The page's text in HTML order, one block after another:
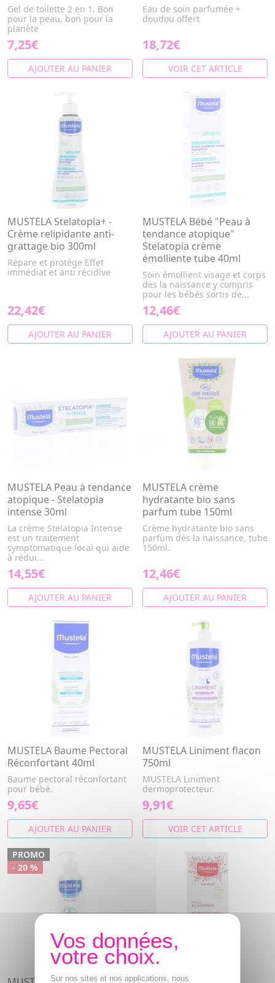
Gel de toilette 2 en 1. Bon
pour la peau, bon pour la
planète
7,25€
AJOUTER AU PANIER
Eau de soin parfumée +
doudou offert
18,72€
VOIR CET ARTICLE
MUSTELA Stelatopia+ -
Crème relipidante anti-
grattage bio 300ml
Répare et protège Effet
immédiat et anti récidive
22,42€
AJOUTER AU PANIER
MUSTELA Bébé "Peau à
tendance atopique"
Stelatopia crème
émolliente tube 40ml
Soin émollient visage et corps
dès la naissance y compris
pour les bébés sortis de...
12,46€
AJOUTER AU PANIER
MUSTELA Peau à tendance
atopique - Stelatopia
intense 30ml
La crème Stelatopia Intense
est un traitement
symptomatique local qui aide
à rédui...
14,55€
AJOUTER AU PANIER
MUSTELA crème
hydratante bio sans
parfum tube 150ml
Crème hydratante bio sans
parfum dès la naissance, tube
150ml.
12,46€
AJOUTER AU PANIER
MUSTELA Baume Pectoral
Réconfortant 40ml
Baume pectoral réconfortant
pour bébé.
9,65€
AJOUTER AU PANIER
MUSTELA Liniment flacon
750ml
MUSTELA Liniment
dermoprotecteur.
9,91€
VOIR CET ARTICLE
PROMO
- 20 %
Sur nos sites et nos applications, nous